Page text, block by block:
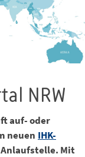
NRW
auf- oder
neuen IHK-
Mit